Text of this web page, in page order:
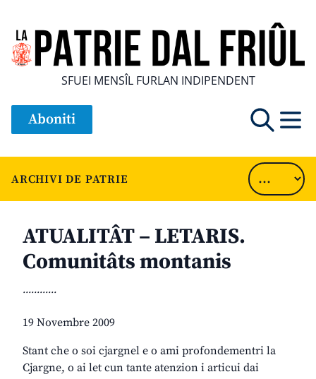
SFUEI MENSÎL FURLAN INDIPENDENT
Aboniti
ARCHIVI DE PATRIE
ATUALITÂT – LETARIS.
Comunitâts montanis
............
19 Novembre 2009
Stant che o soi cjargnel e o ami profondementri la
Cjargne, o ai let cun tante atenzion i articui dai